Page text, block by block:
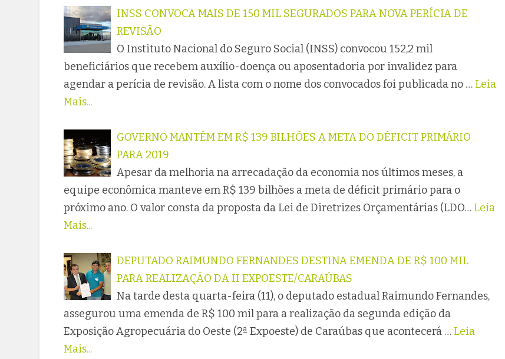
INSS CONVOCA MAIS DE 150 MIL SEGURADOS PARA NOVA PERÍCIA DE
REVISÃO
O Instituto Nacional do Seguro Social (INSS) convocou 152,2 mil
beneficiários que recebem auxílio-doença ou aposentadoria por invalidez para
agendar a perícia de revisão. A lista com o nome dos convocados foi publicada no … Leia
Mais...
GOVERNO MANTÉM EM R$ 139 BILHÕES A META DO DÉFICIT PRIMÁRIO
PARA 2019
Apesar da melhoria na arrecadação da economia nos últimos meses, a
equipe econômica manteve em R$ 139 bilhões a meta de déficit primário para o
próximo ano. O valor consta da proposta da Lei de Diretrizes Orçamentárias (LDO… Leia
Mais...
DEPUTADO RAIMUNDO FERNANDES DESTINA EMENDA DE R$ 100 MIL
PARA REALIZAÇÃO DA II EXPOESTE/CARAÚBAS
Na tarde desta quarta-feira (11), o deputado estadual Raimundo Fernandes,
assegurou uma emenda de R$ 100 mil para a realização da segunda edição da
Exposição Agropecuária do Oeste (2ª Expoeste) de Caraúbas que acontecerá … Leia
Mais...